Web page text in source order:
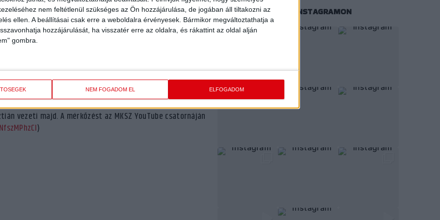
nem feltétlenül szükséges az Ön hozzájárulása, de jogában áll tiltakozni az
ellen. A beállításai csak erre a weboldalra érvényesek. Bármikor megváltoztathatja a
hozzájárulását, ha visszatér erre az oldalra, és rákattint az oldal alján
gombra.
NEM FOGADOM EL ELFOGADOM
– mondta a viharsarkiak ellen mind a hét büntetőjét
átmentenünk 2025-re is. Fontos meccs vár ránk
nagyon jól is kézilabdázni. A Békéscsaba ellen is akkor
és gyors, könnyű gólokat tudtunk lőni. Szombaton
4-én, 18 órakor kezdődő Dunaújvárosi Kohász KA–DVSC
vezeti majd. A mérkőzést az MKSZ YouTube csatornáján
)
KÖVESS MINKET INSTAGRAMON